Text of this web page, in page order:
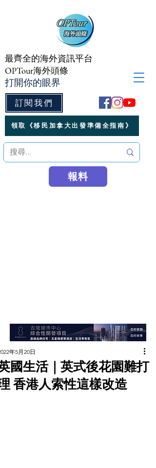
訂閱我們
最齊全的海外資訊平台
OPTour海外頭條
打開你的眼界
領取《移民加拿大出發準備全指南》
報料
國生活｜英式後花園難打
香港人索性這樣改造
年5月20日